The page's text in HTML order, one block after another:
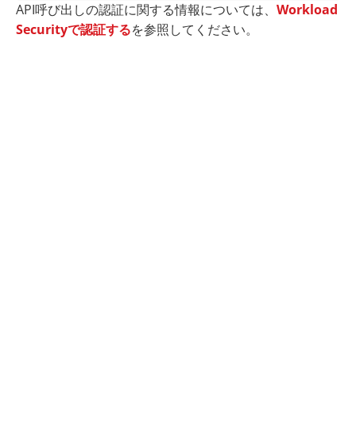
API呼び出しの認証に関する情報については、 Workload
Securityで認証するを参照してください。